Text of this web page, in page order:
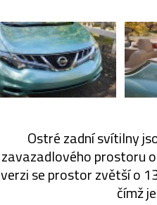
Ostré zadní svítilny
zavazadlového prostoru
verzi se prostor zvětší o
čímž